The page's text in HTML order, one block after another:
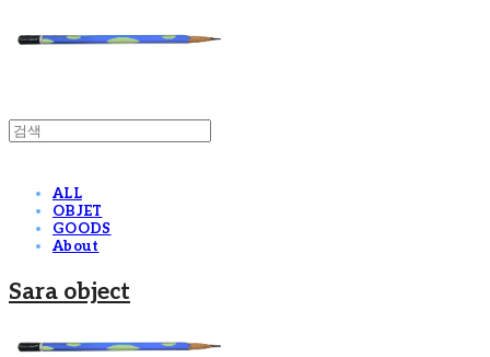
ALL
OBJET
GOODS
About
Sara object